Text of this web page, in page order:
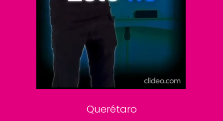
DeDinero
Confabulario
Aviso Oportuno
Consultas
Querétaro